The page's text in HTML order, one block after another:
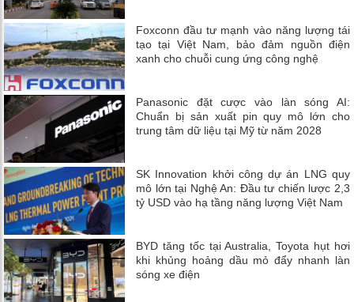
Foxconn đầu tư mạnh vào năng lượng tái
tạo tại Việt Nam, bảo đảm nguồn điện
xanh cho chuỗi cung ứng công nghệ
Panasonic đặt cược vào làn sóng AI:
Chuẩn bị sản xuất pin quy mô lớn cho
trung tâm dữ liệu tại Mỹ từ năm 2028
SK Innovation khởi công dự án LNG quy
mô lớn tại Nghệ An: Đầu tư chiến lược 2,3
tỷ USD vào hạ tầng năng lượng Việt Nam
BYD tăng tốc tại Australia, Toyota hụt hơi
khi khủng hoảng dầu mỏ đẩy nhanh làn
sóng xe điện